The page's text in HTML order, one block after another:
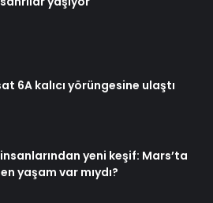
6A kalıcı yörüngesine ulaştı
yeni keşif: Mars’ta
yaşam var mıydı?